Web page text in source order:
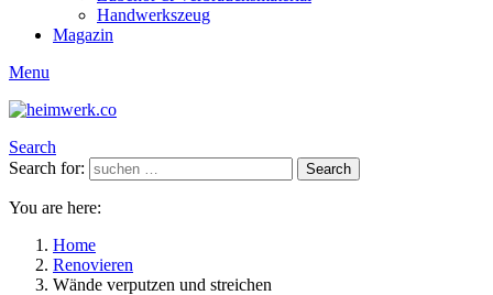
Handwerkszeug
Magazin
Menu
Search
Search for:
Search
You are here:
Home
Renovieren
Wände verputzen und streichen